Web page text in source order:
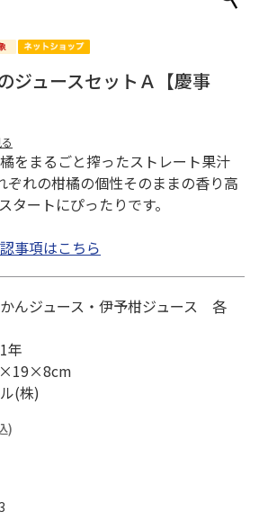
ュースセットＡ【慶事
をまるごと搾ったストレート果汁
ぞれの柑橘の個性そのままの香り高
タートにぴったりです。
事項はこちら
んジュース・伊予柑ジュース 各
年
(株)
)